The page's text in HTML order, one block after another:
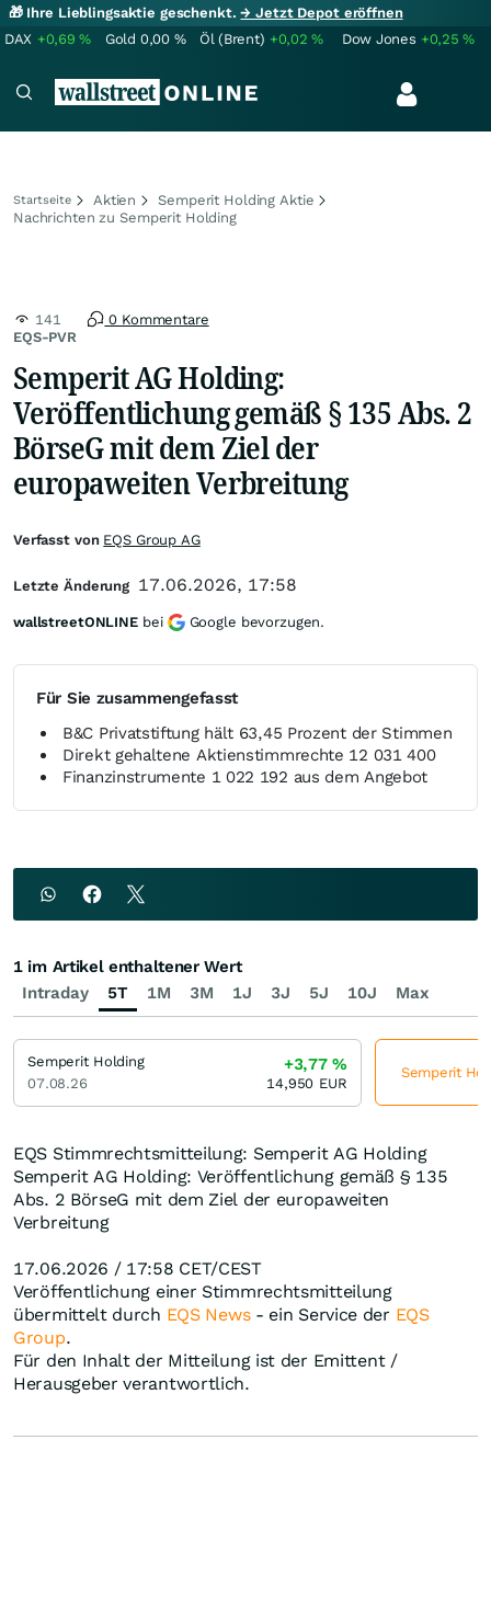
🎁 Ihre Lieblingsaktie geschenkt.→ Jetzt Depot eröffnen
DAX +0,69% Gold 0,00 % Öl (Brent) +0,02% Dow Jones +0,25%
Startseite Aktien
Semperit Holding Aktie
Nachrichten zu Semperit Holding
EQS-PVR
141 0 Kommentare
Semperit AG Holding:
Veröffentlichung gemäß § 135 Abs. 2
BörseG mit dem Ziel der
europaweiten Verbreitung
Für Sie zusammengefasst
B&C Privatstiftung hält 63,45 Prozent der Stimmen
Direkt gehaltene Aktienstimmrechte 12 031 400
Finanzinstrumente 1 022 192 aus dem Angebot
EQS Stimmrechtsmitteilung: Semperit AG Holding
Semperit AG Holding: Veröffentlichung gemäß § 135
Abs. 2 BörseG mit dem Ziel der europaweiten
Verbreitung
17.06.2026 / 17:58 CET/CEST
Veröffentlichung einer Stimmrechtsmitteilung
übermittelt durch EQS News- ein Service der EQS
Group.
Für den Inhalt der Mitteilung ist der Emittent /
Herausgeber verantwortlich.
Verfasst von EQS Group AG
Letzte Änderung 17.06.2026, 17:58
wallstreetONLINE bei Google bevorzugen.
Intraday 5T 1M 3M 1J 3J 5J 10J Max
1 im Artikel enthaltener Wert
Semperit Holding
07.08.26
+3,77%
14,950 EUR
Semperit